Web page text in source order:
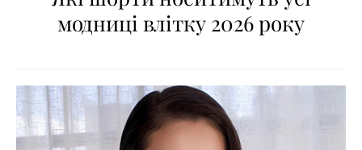
модниці влітку 2026 року